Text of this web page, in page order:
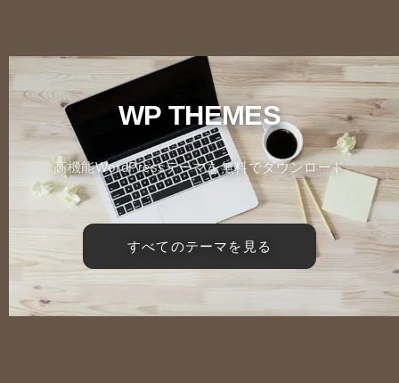
WP THEMES
高機能WordPressテーマを無料でダウンロード
すべてのテーマを見る